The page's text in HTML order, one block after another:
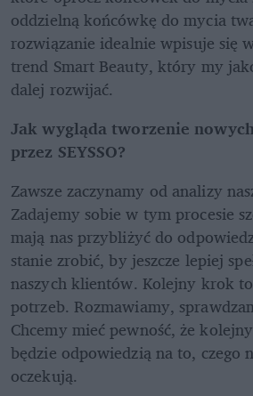
oddzielną końcówkę do mycia
rozwiązanie idealnie wpisuje się
trend Smart Beauty, który my
dalej rozwijać.
Jak wygląda tworzenie
przez SEYSSO?
Zawsze zaczynamy od analizy
Zadajemy sobie w tym procesie
mają nas przybliżyć do
stanie zrobić, by jeszcze lepiej
naszych klientów. Kolejny krok
potrzeb. Rozmawiamy,
Chcemy mieć pewność, że
będzie odpowiedzią na to, czego
oczekują.